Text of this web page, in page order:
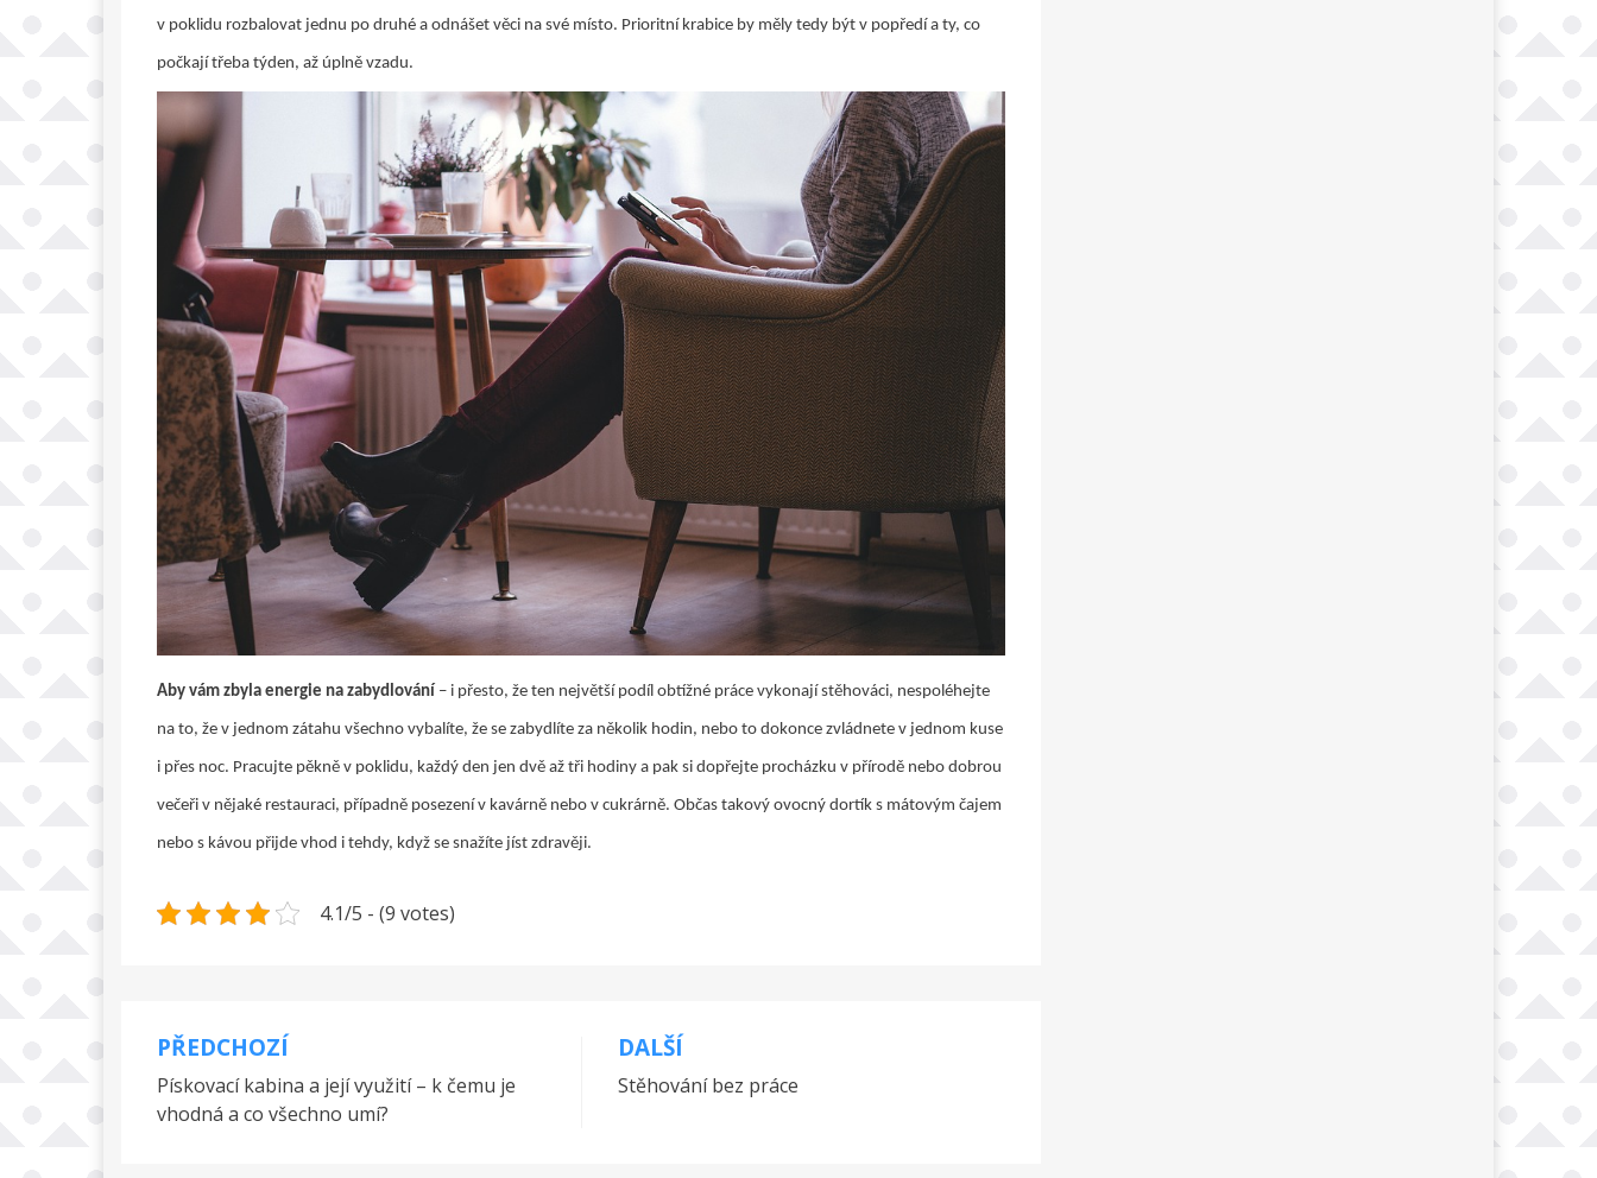
v poklidu rozbalovat jednu po druhé a odnášet věci na své místo. Prioritní krabice by měly tedy být v popředí a ty, co
počkají třeba týden, až úplně vzadu.
Aby vám zbyla energie na zabydlování – i přesto, že ten největší podíl obtížné práce vykonají stěhováci, nespoléhejte
na to, že v jednom zátahu všechno vybalíte, že se zabydlíte za několik hodin, nebo to dokonce zvládnete v jednom kuse
i přes noc. Pracujte pěkně v poklidu, každý den jen dvě až tři hodiny a pak si dopřejte procházku v přírodě nebo dobrou
večeři v nějaké restauraci, případně posezení v kavárně nebo v cukrárně. Občas takový ovocný dortík s mátovým čajem
nebo s kávou přijde vhod i tehdy, když se snažíte jíst zdravěji.
4.1/5 - (9 votes)
Navigace
pro
PŘEDCHOZÍ
Pískovací kabina a její využití – k čemu je
vhodná a co všechno umí?
DALŠÍ
Stěhování bez práce